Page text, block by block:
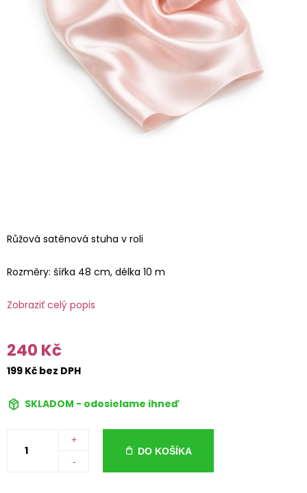
Růžová saténová stuha v roli
Rozměry: šířka 48 cm, délka 10 m
Zobraziť celý popis
240 Kč
199 Kč bez DPH
SKLADOM - odosielame ihneď
+
-
DO KOŠÍKA